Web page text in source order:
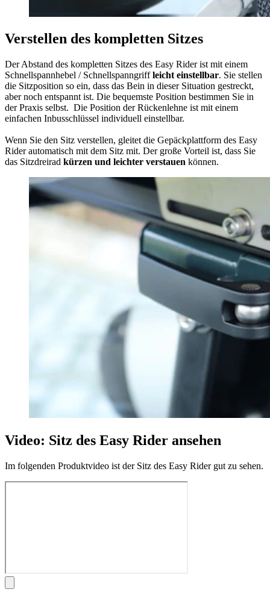
Verstellen des kompletten Sitzes
Der Abstand des kompletten Sitzes des Easy Rider ist mit einem
Schnellspannhebel / Schnellspanngriffleicht einstellbar. Sie stellen
die Sitzposition so ein, dass das Bein in dieser Situation gestreckt,
aber noch entspannt ist. Die bequemste Position bestimmen Sie in
der Praxis selbst. Die Position der Rückenlehne ist mit einem
einfachen Inbusschlüssel individuell einstellbar.
Wenn Sie den Sitz verstellen, gleitet die Gepäckplattform des Easy
Rider automatisch mit dem Sitz mit. Der große Vorteil ist, dass Sie
das Sitzdreirad kürzen und leichter verstauen können.
Video: Sitz des Easy Rider ansehen
Im folgenden Produktvideo ist der Sitz des Easy Rider gut zu sehen.